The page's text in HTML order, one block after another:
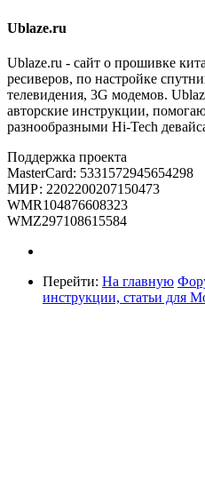
Ublaze.ru
Ublaze.ru - сайт о прошивке
ресиверов, по настройке
телевидения, 3G модемов.
авторские инструкции,
разнообразными Hi-Tech
Поддержка проекта
MasterCard: 5331572945654298
МИР: 2202200207150473
WMR104876608323
WMZ297108615584
Перейти: На главную
инструкции, статьи для